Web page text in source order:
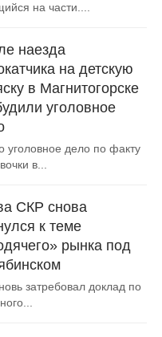
на части....
наезда
на детскую
в Магнитогорске
уголовное
уголовное дело по факту
в...
СКР снова
к теме
рынка под
затребовал доклад по